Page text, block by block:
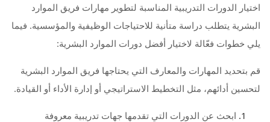
اختيار الدورات التدريبية المناسبة لتطوير مهارات فريق الموارد
البشرية يتطلب دراسة متأنية للاحتياجات الوظيفية والمؤسسية. فيما
يلي خطوات فعّالة لاختيار أفضل دورات الموارد البشرية:
قم بتحديد المهارات والمعارف التي يحتاجها فريق الموارد البشرية
لتحسين أدائهم، مثل التخطيط الاستراتيجي أو إدارة الأداء أو القيادة.
ابحث عن الدورات التي تقدمها جهات تدريبية معروفة